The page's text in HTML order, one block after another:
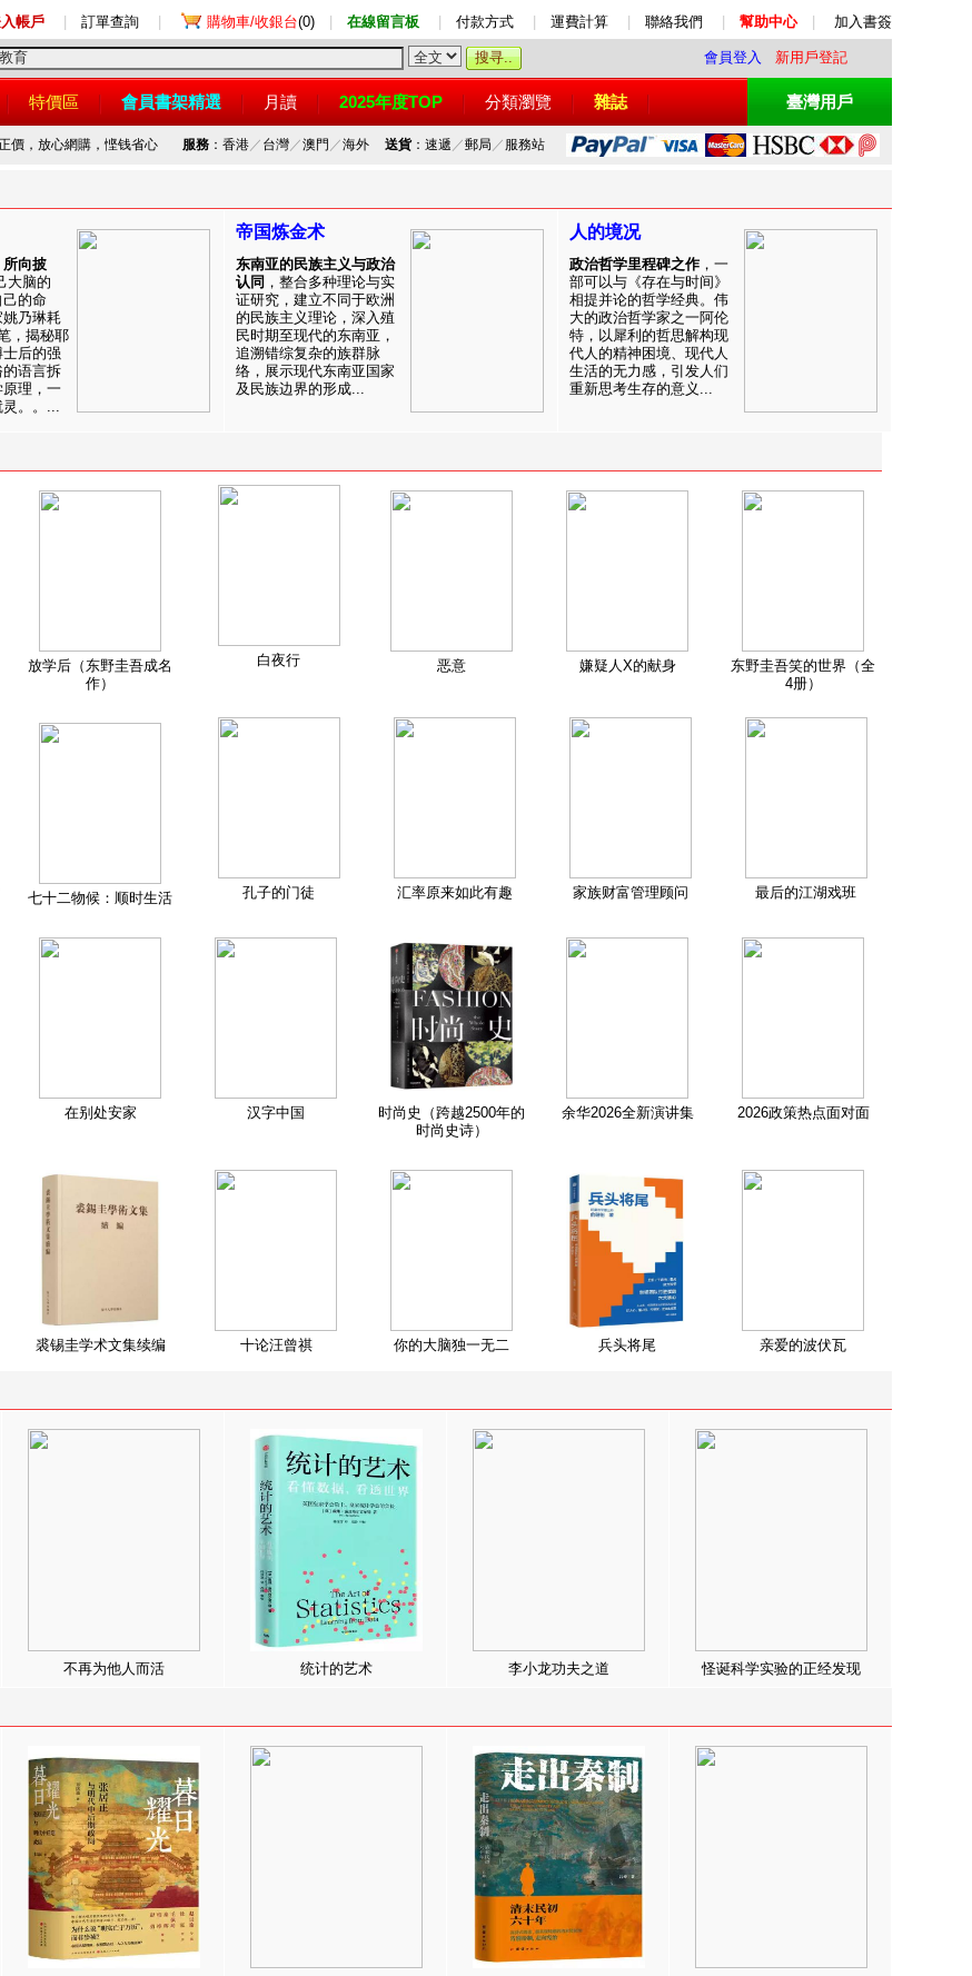
帳戶 訂單查詢 購物車/收銀台(0) 在線留言板 付款方式 運費計算 聯絡我們 幫助中心 加入書簽
會員登入 新用戶登記
特價區 會員書架精選 月讀 2025年度TOP 分類瀏覽 雜誌 臺灣用戶
價，放心網購，悭钱省心 服務：香港／ 台灣／澳門 ／海外 送貨：速遞 ／郵局 ／ 服務站
所向披
大脑的
的命
乃琳耗
，揭秘耶
后的强
语言拆
理，一
。。...
帝国炼金术
东南亚的民族主义与政治
认同 ，整合多种理论与实
证研究，建立不同于欧洲
的民族主义理论，深入殖
民时期至现代的东南亚，
追溯错综复杂的族群脉
络，展示现代东南亚国家
及民族边界的形成...
人的境况
政治哲学里程碑之作 ，一
部可以与《存在与时间》
相提并论的哲学经典。伟
大的政治哲学家之一阿伦
特，以犀利的哲思解构现
代人的精神困境、现代人
生活的无力感，引发人们
重新思考生存的意义...
放学后（东野圭吾成名
作）
白夜行 恶意 嫌疑人X的献身
东野圭吾笑的世界（全
4册）
七十二物候：顺时生活 孔子的门徒 汇率原来如此有趣 家族财富管理顾问 最后的江湖戏班
在别处安家 汉字中国
时尚史（跨越2500年的
时尚史诗）
余华2026全新演讲集 2026政策热点面对面
裘锡圭学术文集续编 十论汪曾祺 你的大脑独一无二 兵头将尾 亲爱的波伏瓦
不再为他人而活 统计的艺术 李小龙功夫之道 怪诞科学实验的正经发现